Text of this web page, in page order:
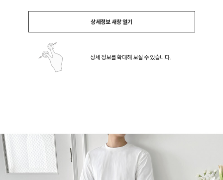
상세정보 새창 열기
상세 정보를 확대해 보실 수 있습니다.